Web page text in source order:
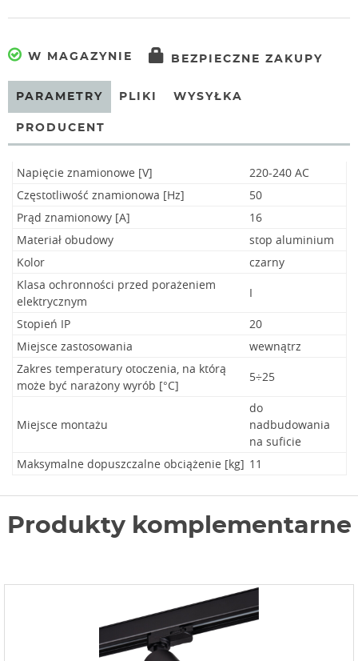
W MAGAZYNIE BEZPIECZNE ZAKUPY
PARAMETRY PLIKI WYSYŁKA
PRODUCENT
Napięcie znamionowe [V]
220-240 AC
Częstotliwość znamionowa [Hz]
50
Prąd znamionowy [A]
16
Materiał obudowy
stop aluminium
Kolor
czarny
Klasa ochronności przed porażeniem
elektrycznym
I
Stopień IP
20
Miejsce zastosowania
wewnątrz
Zakres temperatury otoczenia, na którą
może być narażony wyrób [°C]
5÷25
Miejsce montażu
do
nadbudowania
na suficie
Maksymalne dopuszczalne obciążenie [kg] 11
Produkty komplementarne